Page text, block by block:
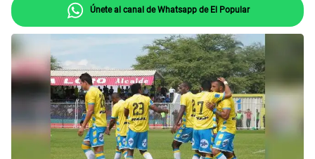
Únete al canal de Whatsapp de El Popular